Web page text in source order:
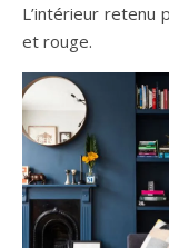
L’intérieur retenu
et rouge.